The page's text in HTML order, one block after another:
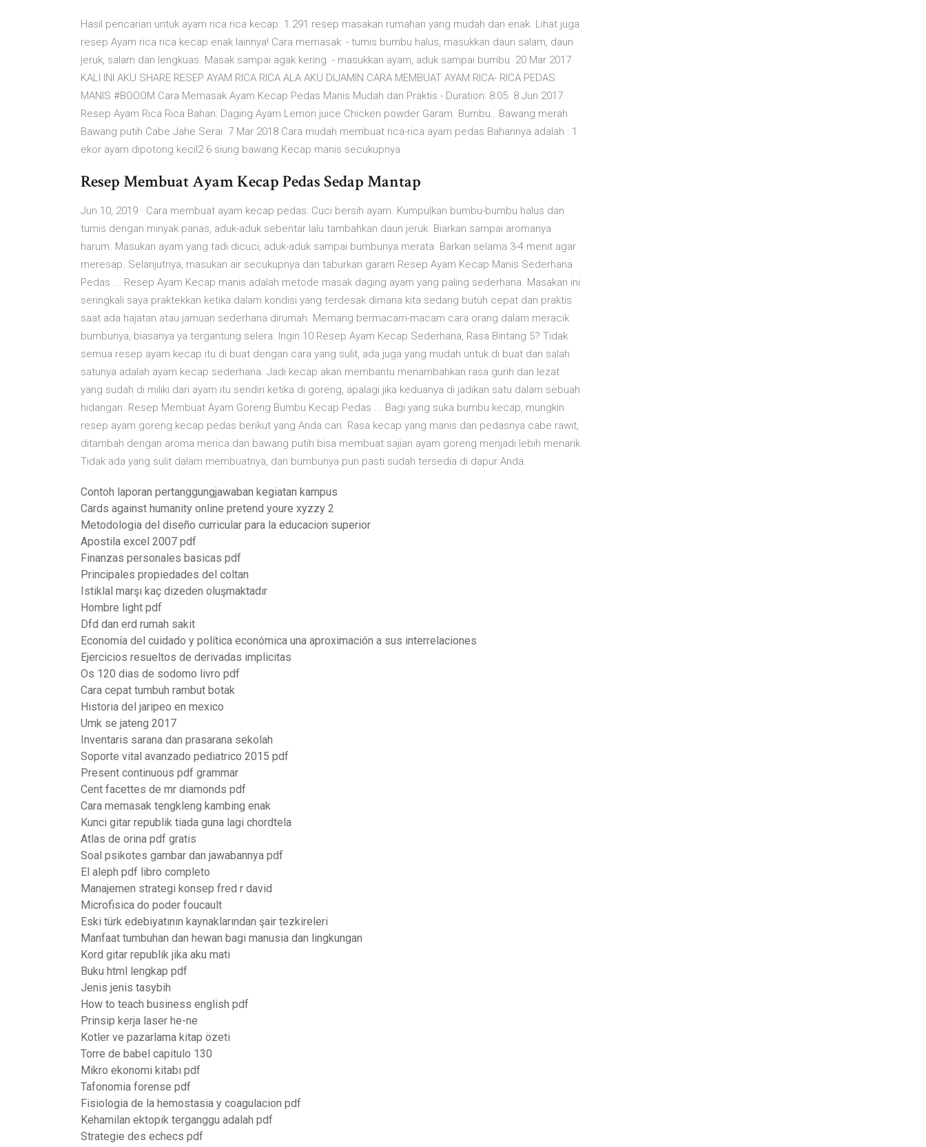
Hasil pencarian untuk ayam rica rica kecap. 1.291 resep masakan rumahan yang mudah dan enak. Lihat juga
resep Ayam rica rica kecap enak lainnya! Cara memasak: - tumis bumbu halus, masukkan daun salam, daun
jeruk, salam dan lengkuas. Masak sampai agak kering. - masukkan ayam, aduk sampai bumbu 20 Mar 2017
KALI INI AKU SHARE RESEP AYAM RICA RICA ALA AKU DIJAMIN CARA MEMBUAT AYAM RICA- RICA PEDAS
MANIS #BOOOM Cara Memasak Ayam Kecap Pedas Manis Mudah dan Praktis - Duration: 8:05. 8 Jun 2017
Resep Ayam Rica Rica Bahan: Daging Ayam Lemon juice Chicken powder Garam. Bumbu.. Bawang merah
Bawang putih Cabe Jahe Serai 7 Mar 2018 Cara mudah membuat rica-rica ayam pedas Bahannya adalah : 1
ekor ayam dipotong kecil2 6 siung bawang Kecap manis secukupnya
Resep Membuat Ayam Kecap Pedas Sedap Mantap
Jun 10, 2019 · Cara membuat ayam kecap pedas: Cuci bersih ayam. Kumpulkan bumbu-bumbu halus dan
tumis dengan minyak panas, aduk-aduk sebentar lalu tambahkan daun jeruk. Biarkan sampai aromanya
harum. Masukan ayam yang tadi dicuci, aduk-aduk sampai bumbunya merata. Barkan selama 3-4 menit agar
meresap. Selanjutnya, masukan air secukupnya dan taburkan garam Resep Ayam Kecap Manis Sederhana
Pedas ... Resep Ayam Kecap manis adalah metode masak daging ayam yang paling sederhana. Masakan ini
seringkali saya praktekkan ketika dalam kondisi yang terdesak dimana kita sedang butuh cepat dan praktis
saat ada hajatan atau jamuan sederhana dirumah. Memang bermacam-macam cara orang dalam meracik
bumbunya, biasanya ya tergantung selera. Ingin 10 Resep Ayam Kecap Sederhana, Rasa Bintang 5? Tidak
semua resep ayam kecap itu di buat dengan cara yang sulit, ada juga yang mudah untuk di buat dan salah
satunya adalah ayam kecap sederhana. Jadi kecap akan membantu menambahkan rasa gurih dan lezat
yang sudah di miliki dari ayam itu sendiri ketika di goreng, apalagi jika keduanya di jadikan satu dalam sebuah
hidangan. Resep Membuat Ayam Goreng Bumbu Kecap Pedas ... Bagi yang suka bumbu kecap, mungkin
resep ayam goreng kecap pedas berikut yang Anda cari. Rasa kecap yang manis dan pedasnya cabe rawit,
ditambah dengan aroma merica dan bawang putih bisa membuat sajian ayam goreng menjadi lebih menarik.
Tidak ada yang sulit dalam membuatnya, dan bumbunya pun pasti sudah tersedia di dapur Anda.
Contoh laporan pertanggungjawaban kegiatan kampus
Cards against humanity online pretend youre xyzzy 2
Metodologia del diseño curricular para la educacion superior
Apostila excel 2007 pdf
Finanzas personales basicas pdf
Principales propiedades del coltan
Istiklal marşı kaç dizeden oluşmaktadır
Hombre light pdf
Dfd dan erd rumah sakit
Economía del cuidado y política económica una aproximación a sus interrelaciones
Ejercicios resueltos de derivadas implicitas
Os 120 dias de sodomo livro pdf
Cara cepat tumbuh rambut botak
Historia del jaripeo en mexico
Umk se jateng 2017
Inventaris sarana dan prasarana sekolah
Soporte vital avanzado pediatrico 2015 pdf
Present continuous pdf grammar
Cent facettes de mr diamonds pdf
Cara memasak tengkleng kambing enak
Kunci gitar republik tiada guna lagi chordtela
Atlas de orina pdf gratis
Soal psikotes gambar dan jawabannya pdf
El aleph pdf libro completo
Manajemen strategi konsep fred r david
Microfisica do poder foucault
Eski türk edebiyatının kaynaklarından şair tezkireleri
Manfaat tumbuhan dan hewan bagi manusia dan lingkungan
Kord gitar republik jika aku mati
Buku html lengkap pdf
Jenis jenis tasybih
How to teach business english pdf
Prinsip kerja laser he-ne
Kotler ve pazarlama kitap özeti
Torre de babel capitulo 130
Mikro ekonomi kitabı pdf
Tafonomia forense pdf
Fisiologia de la hemostasia y coagulacion pdf
Kehamilan ektopik terganggu adalah pdf
Strategie des echecs pdf